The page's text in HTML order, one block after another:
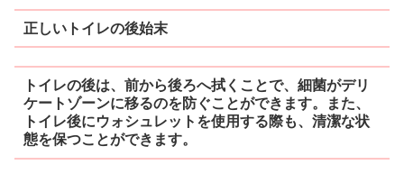
正しいトイレの後始末
トイレの後は、前から後ろへ拭くことで、細菌がデリ
ケートゾーンに移るのを防ぐことができます。また、
トイレ後にウォシュレットを使用する際も、清潔な状
態を保つことができます。